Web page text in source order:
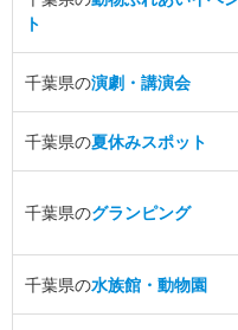
ト
千葉県の演劇・講演会
千葉県の夏休みスポット
千葉県のグランピング
千葉県の水族館・動物園